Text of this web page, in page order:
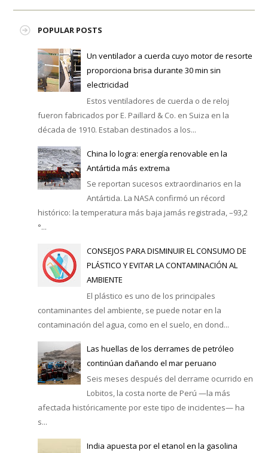
POPULAR POSTS
Un ventilador a cuerda cuyo motor de resorte
proporciona brisa durante 30 min sin
electricidad
Estos ventiladores de cuerda o de reloj
fueron fabricados por E. Paillard & Co. en Suiza en la
década de 1910. Estaban destinados a los...
China lo logra: energía renovable en la
Antártida más extrema
Se reportan sucesos extraordinarios en la
Antártida. La NASA confirmó un récord
histórico: la temperatura más baja jamás registrada, –93,2
°...
CONSEJOS PARA DISMINUIR EL CONSUMO DE
PLÁSTICO Y EVITAR LA CONTAMINACIÓN AL
AMBIENTE
El plástico es uno de los principales
contaminantes del ambiente, se puede notar en la
contaminación del agua, como en el suelo, en dond...
Las huellas de los derrames de petróleo
continúan dañando el mar peruano
Seis meses después del derrame ocurrido en
Lobitos, la costa norte de Perú —la más
afectada históricamente por este tipo de incidentes— ha
s...
India apuesta por el etanol en la gasolina